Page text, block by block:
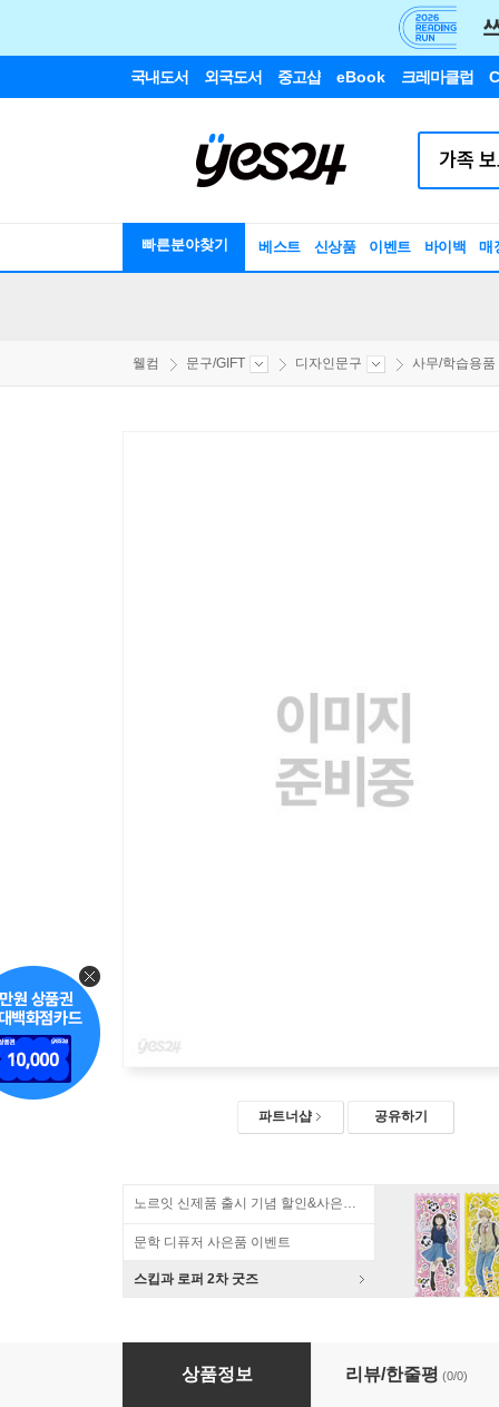
국내도서 외국도서 중고샵 eBook 크레마클럽
빠른분야찾기 베스트 신상품 이벤트 바이백 매
웰컴 문구/GIFT 디자인문구 사무/학습용품
파트너샵 공유하기
노르잇 신제품 출시 기념 할인&사은품 증정!
문학 디퓨저 사은품 이벤트
스킵과 로퍼 2차 굿즈
3M Tekk 재사용 이어플러그 90586 귀마개 끈
상품정보 리뷰/한줄평 (0/0)